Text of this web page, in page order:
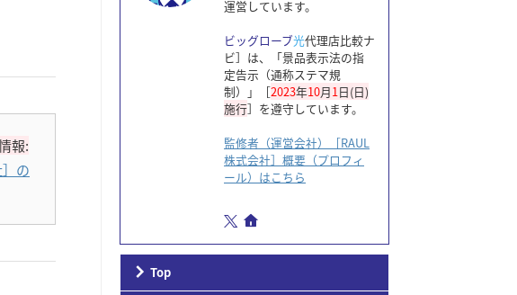
報:
の
運営しています。
ビッグローブ光代理店比較ナ
ビ］は、「景品表示法の指
定告示（通称ステマ規
制）」［2023年10月1日(日)
施行］を遵守しています。
監修者（運営会社）［RAUL
株式会社］概要（プロフィ
ール）はこちら
Top